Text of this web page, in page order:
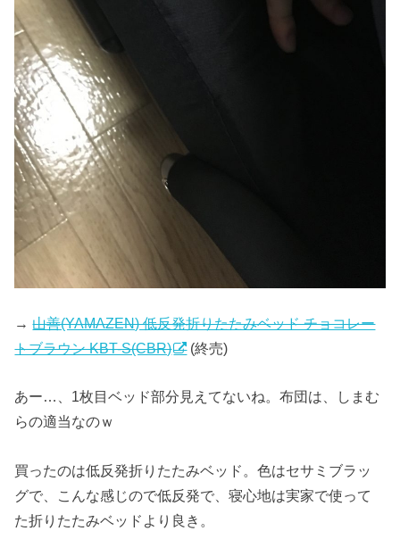
→山善(YAMAZEN) 低反発折りたたみベッド チョコレー
トブラウン KBT-S(CBR)
(終売)
あー…、1枚目ベッド部分見えてないね。布団は、しまむ
らの適当なのｗ
買ったのは低反発折りたたみベッド。色はセサミブラッ
グで、こんな感じので低反発で、寝心地は実家で使って
た折りたたみベッドより良き。